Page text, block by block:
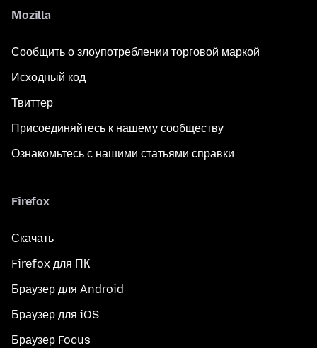
Mozilla
Сообщить о злоупотреблении торговой маркой
Исходный код
Твиттер
Присоединяйтесь к нашему сообществу
Ознакомьтесь с нашими статьями справки
Firefox
Скачать
Firefox для ПК
Браузер для Android
Браузер для iOS
Браузер Focus